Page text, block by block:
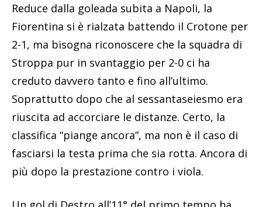
Reduce dalla goleada subita a Napoli, la
Fiorentina si è rialzata battendo il Crotone per
2-1, ma bisogna riconoscere che la squadra di
Stroppa pur in svantaggio per 2-0 ci ha
creduto davvero tanto e fino all’ultimo.
Soprattutto dopo che al sessantaseiesmo era
riuscita ad accorciare le distanze. Certo, la
classifica “piange ancora”, ma non è il caso di
fasciarsi la testa prima che sia rotta. Ancora di
più dopo la prestazione contro i viola.